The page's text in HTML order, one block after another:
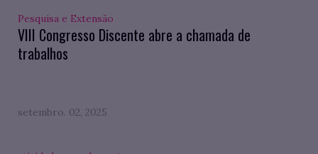
Pesquisa e Extensão
VIII Congresso Discente abre a chamada de
trabalhos
setembro. 02, 2025